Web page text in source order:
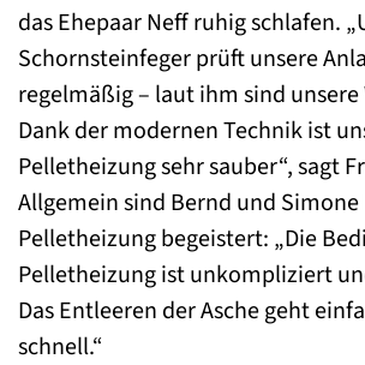
das Ehepaar Neff ruhig schlafen.
Schornsteinfeger prüft unsere
regelmäßig – laut ihm sind
Dank der modernen Technik ist
Pelletheizung sehr sauber“, sagt
Allgemein sind Bernd und
Pelletheizung begeistert: „Die
Pelletheizung ist unkompliziert
Das Entleeren der Asche geht
schnell.“